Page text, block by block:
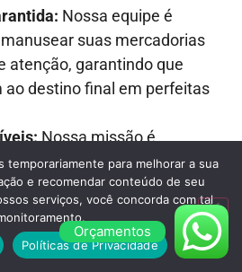
Nossa equipe é
suas mercadorias
atenção, garantindo que
ao destino final em perfeitas
Nossa missão é
de transporte de alta
justos e competitivos.
cliente excepcional:
sempre pronta para
responder a perguntas e
Orçamentos
temporariamente para melhorar a sua
e recomendar conteúdo de seu
serviços, você concorda com tal
Políticas de Privacidade